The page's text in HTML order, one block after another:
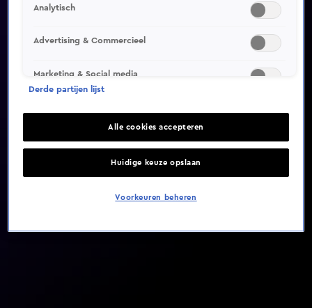
Video helaas niet gevonden
Analytisch
Advertising & Commercieel
Marketing & Social media
Derde partijen lijst
Alle cookies accepteren
Huidige keuze opslaan
Voorkeuren beheren